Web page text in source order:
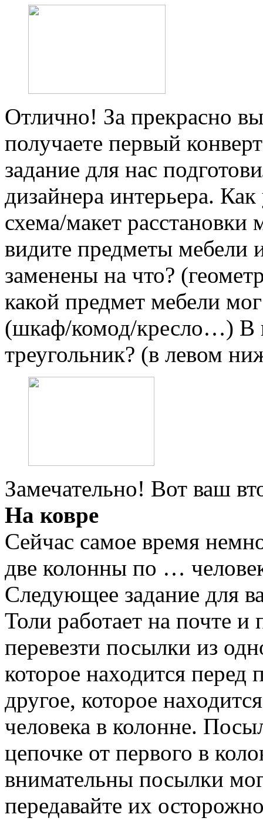
Отлично! За прекрасно
получаете первый
задание для нас
дизайнера интерьера.
схема/макет
видите предметы мебели
заменены на что?
какой предмет мебели
(шкаф/комод/кресло…) В
треугольник? (в левом
Замечательно! Вот ваш
На ковре
Сейчас самое время
две колонны по …
Следующее задание для
Толи работает на почте
перевезти посылки из
которое находится
другое, которое
человека в колонне.
цепочке от первого в
внимательны посылки
передавайте их